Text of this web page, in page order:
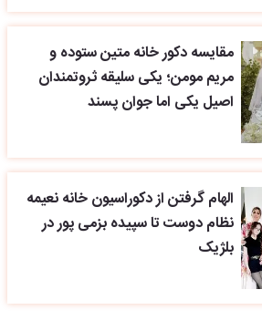
مقایسه دکور خانه متین ستوده و
مریم مومن؛ یکی سلیقه ثروتمندان
اصیل یکی اما جوان پسند
الهام گرفتن از دکوراسیون خانه نعیمه
نظام دوست تا سپیده بزمی پور در
بلژیک